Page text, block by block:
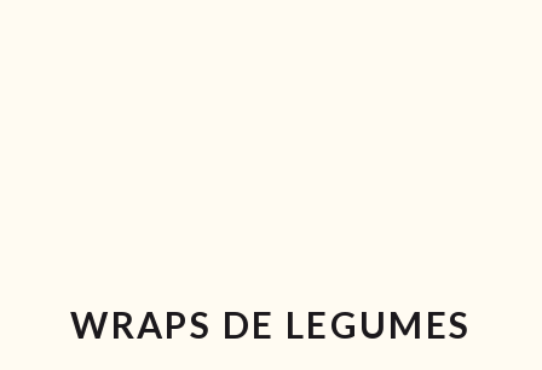
WRAPS DE LEGUMES